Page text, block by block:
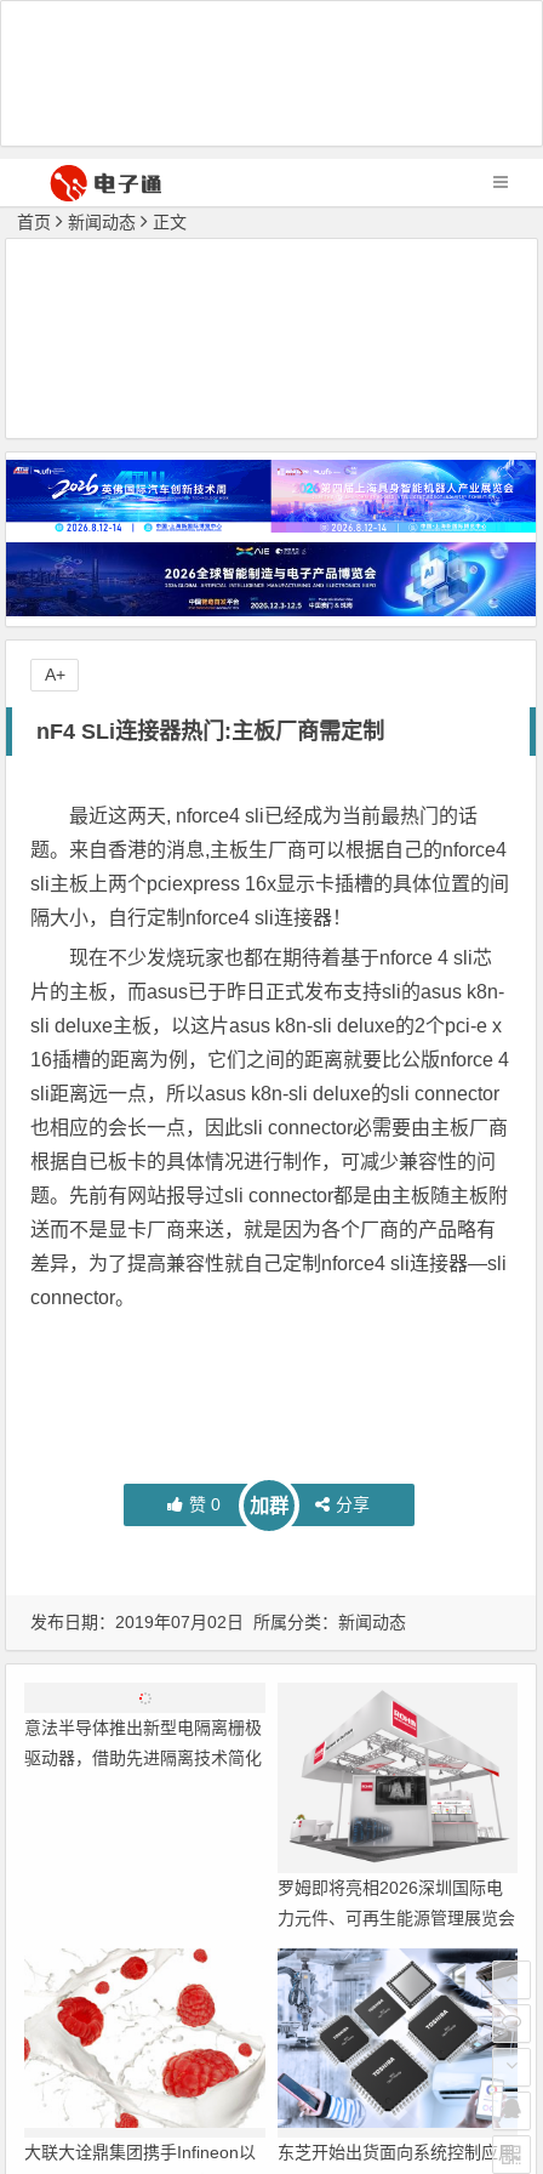
首页 新闻动态 正文
nF4 SLi连接器热门:主板厂商需定制
最近这两天, nforce4 sli已经成为当前最热门的话
题。来自香港的消息,主板生厂商可以根据自己的nforce4
sli主板上两个pciexpress 16x显示卡插槽的具体位置的间
隔大小，自行定制nforce4 sli连接器！
现在不少发烧玩家也都在期待着基于nforce 4 sli芯
片的主板，而asus已于昨日正式发布支持sli的asus k8n-
sli deluxe主板，以这片asus k8n-sli deluxe的2个pci-e x
16插槽的距离为例，它们之间的距离就要比公版nforce 4
sli距离远一点，所以asus k8n-sli deluxe的sli connector
也相应的会长一点，因此sli connector必需要由主板厂商
根据自已板卡的具体情况进行制作，可减少兼容性的问
题。先前有网站报导过sli connector都是由主板随主板附
送而不是显卡厂商来送，就是因为各个厂商的产品略有
差异，为了提高兼容性就自己定制nforce4 sli连接器—sli
connector。
赞 0 加群 分享
A+
发布日期：2019年07月02日 所属分类：新闻动态
意法半导体推出新型电隔离栅极
驱动器，借助先进隔离技术简化
罗姆即将亮相2026深圳国际电
力元件、可再生能源管理展览会
暨研讨会
大联大诠鼎集团携手Infineon以
东芝开始出货面向系统控制应用